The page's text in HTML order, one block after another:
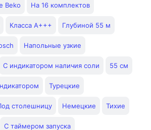
Beko На 16 комплектов
Класса A+++ Глубиной 55 м
Напольные узкие
С индикатором наличия соли 55 см
Турецкие
столешницу Немецкие Тихие
С таймером запуска